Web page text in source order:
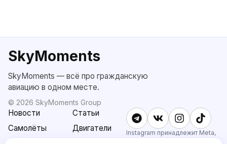
SkyMoments
SkyMoments — всё про гражданскую
авиацию в одном месте.
© 2026 SkyMoments Group
Новости
Статьи
Самолёты
Двигатели
Instagram принадлежит Meta,